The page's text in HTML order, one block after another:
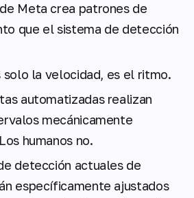
Meta crea patrones de
que el sistema de detección
solo la velocidad, es el ritmo.
automatizadas realizan
mecánicamente
humanos no.
detección actuales de
específicamente ajustados